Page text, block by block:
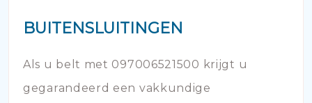
BUITENSLUITINGEN
Als u belt met 097006521500 krijgt u
gegarandeerd een vakkundige